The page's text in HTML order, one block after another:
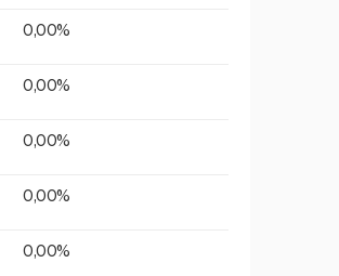
0,00%
0,00%
0,00%
0,00%
0,00%